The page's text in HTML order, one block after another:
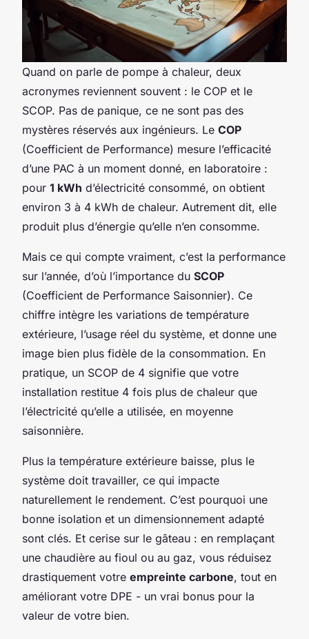
Quand on parle de pompe à chaleur, deux
acronymes reviennent souvent : le COP et le
SCOP. Pas de panique, ce ne sont pas des
mystères réservés aux ingénieurs. Le COP
(Coefficient de Performance) mesure l’efficacité
d’une PAC à un moment donné, en laboratoire :
pour 1 kWh d’électricité consommé, on obtient
environ 3 à 4 kWh de chaleur. Autrement dit, elle
produit plus d’énergie qu’elle n’en consomme.
Mais ce qui compte vraiment, c’est la performance
sur l’année, d’où l’importance du SCOP
(Coefficient de Performance Saisonnier). Ce
chiffre intègre les variations de température
extérieure, l’usage réel du système, et donne une
image bien plus fidèle de la consommation. En
pratique, un SCOP de 4 signifie que votre
installation restitue 4 fois plus de chaleur que
l’électricité qu’elle a utilisée, en moyenne
saisonnière.
Plus la température extérieure baisse, plus le
système doit travailler, ce qui impacte
naturellement le rendement. C’est pourquoi une
bonne isolation et un dimensionnement adapté
sont clés. Et cerise sur le gâteau : en remplaçant
une chaudière au fioul ou au gaz, vous réduisez
drastiquement votre empreinte carbone, tout en
améliorant votre DPE - un vrai bonus pour la
valeur de votre bien.